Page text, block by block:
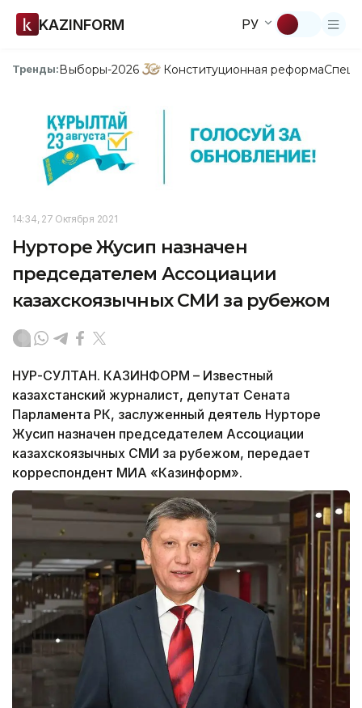
KAZINFORM РУ
Тренды:Выборы-2026 Конституционная реформа
14:34, 27 Октября 2021
Нурторе Жусип назначен
председателем Ассоциации
казахскоязычных СМИ за рубежом
НУР-СУЛТАН. КАЗИНФОРМ – Известный
казахстанский журналист, депутат Сената
Парламента РК, заслуженный деятель Нурторе
Жусип назначен председателем Ассоциации
казахскоязычных СМИ за рубежом, передает
корреспондент МИА «Казинформ».